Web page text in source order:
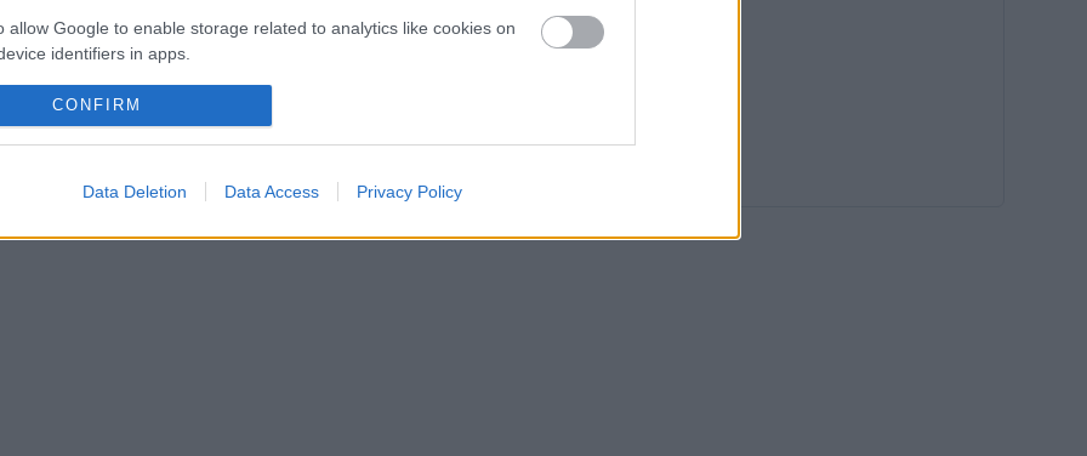
allow Google to enable storage related to analytics like cookies on
identifiers in apps.
allow Google to enable storage related to functionality of the website
allow Google to enable storage related to personalization.
allow Google to enable storage related to security, including
CONFIRM
Data Deletion Data Access Privacy Policy
Martinhoz igazolását 07:40